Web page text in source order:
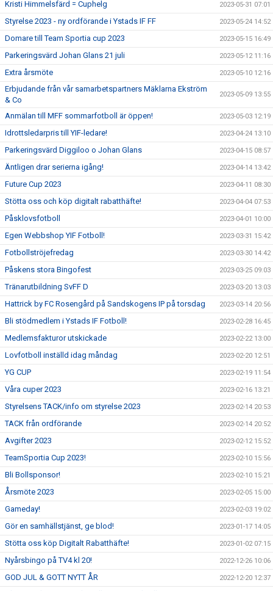
Kristi Himmelsfärd = Cuphelg 2023-05-31 07:01
Styrelse 2023 - ny ordförande i Ystads IF FF 2023-05-24 14:52
Domare till Team Sportia cup 2023 2023-05-15 16:49
Parkeringsvärd Johan Glans 21 juli 2023-05-12 11:16
Extra årsmöte 2023-05-10 12:16
Erbjudande från vår samarbetspartners Mäklarna Ekström
& Co
2023-05-09 13:55
Anmälan till MFF sommarfotboll är öppen! 2023-05-03 12:19
Idrottsledarpris till YIF-ledare! 2023-04-24 13:10
Parkeringsvärd Diggiloo o Johan Glans 2023-04-15 08:57
Äntligen drar serierna igång! 2023-04-14 13:42
Future Cup 2023 2023-04-11 08:30
Stötta oss och köp digitalt rabatthäfte! 2023-04-04 07:53
Påsklovsfotboll 2023-04-01 10:00
Egen Webbshop YIF Fotboll! 2023-03-31 15:42
Fotbollströjefredag 2023-03-30 14:42
Påskens stora Bingofest 2023-03-25 09:03
Tränarutbildning SvFF D 2023-03-20 13:03
Hattrick by FC Rosengård på Sandskogens IP på torsdag 2023-03-14 20:56
Bli stödmedlem i Ystads IF Fotboll! 2023-02-28 16:45
Medlemsfakturor utskickade 2023-02-22 13:00
Lovfotboll inställd idag måndag 2023-02-20 12:51
YG CUP 2023-02-19 11:54
Våra cuper 2023 2023-02-16 13:21
Styrelsens TACK/info om styrelse 2023 2023-02-14 20:53
TACK från ordförande 2023-02-14 20:52
Avgifter 2023 2023-02-12 15:52
TeamSportia Cup 2023! 2023-02-10 15:56
Bli Bollsponsor! 2023-02-10 15:21
Årsmöte 2023 2023-02-05 15:00
Gameday! 2023-02-03 19:02
Gör en samhällstjänst, ge blod! 2023-01-17 14:05
Stötta oss köp Digitalt Rabatthäfte! 2023-01-02 07:15
Nyårsbingo på TV4 kl 20! 2022-12-26 10:06
GOD JUL & GOTT NYTT ÅR 2022-12-20 12:37